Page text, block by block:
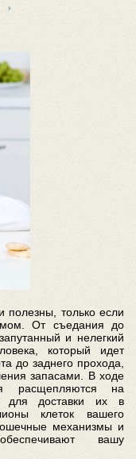
›
полезны, только если
От съедания до
и нелегкий
который идет
до заднего прохода,
запасами. В ходе
расщепляются на
для доставки их в
клеток вашего
механизмы и
вашу